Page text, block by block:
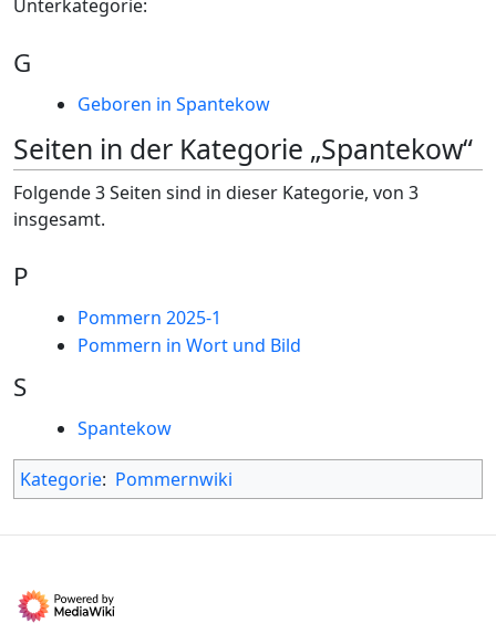
Unterkategorie:
G
Geboren in Spantekow
Seiten in der Kategorie „Spantekow“
Folgende 3 Seiten sind in dieser Kategorie, von 3
insgesamt.
P
Pommern 2025-1
Pommern in Wort und Bild
S
Spantekow
Kategorie: Pommernwiki